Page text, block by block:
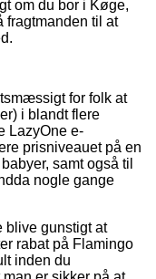
om du bor i Køge,
fragtmanden til at
for folk at
i blandt flere
LazyOne e-
prisniveauet på en
samt også til
nogle gange
blive gunstigt at
rabat på Flamingo
inden du